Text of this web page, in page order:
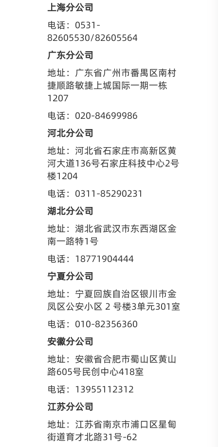
上海分公司
电话：0531-
82605530/82605564
广东分公司
地址：广东省广州市番禺区南村
捷顺路敏捷上城国际一期一栋
1207
电话：020-84699986
河北分公司
地址：河北省石家庄市高新区黄
河大道136号石家庄科技中心2号
楼1204
电话：0311-85290231
湖北分公司
地址：湖北省武汉市东西湖区金
南一路特1号
电话：18771904444
宁夏分公司
地址：宁夏回族自治区银川市金
凤区公安小区 2 号楼3单元301室
电话：010-82356360
安徽分公司
地址：安徽省合肥市蜀山区黄山
路605号民创中心418室
电话：13955112312
江苏分公司
地址：江苏省南京市浦口区星甸
街道育才北路31号-62